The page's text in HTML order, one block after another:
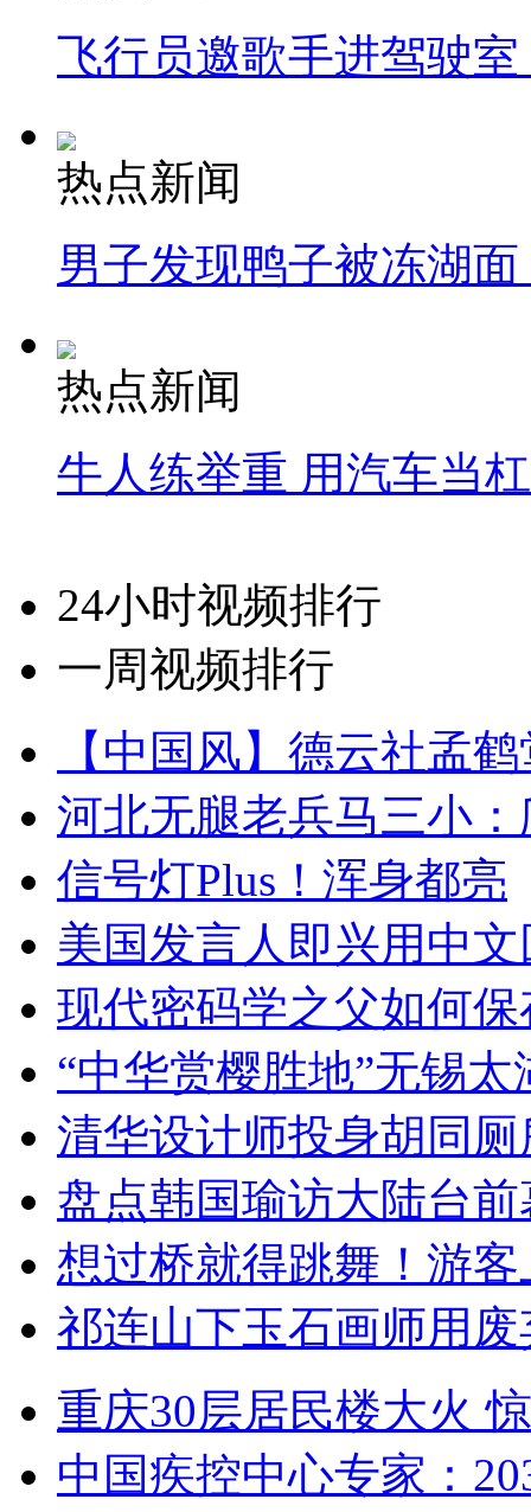
飞行员邀歌手进驾驶
热点新闻
男子发现鸭子被冻湖
热点新闻
牛人练举重 用汽车当
24小时视频排行
一周视频排行
【中国风】德云社孟
河北无腿老兵马三小
信号灯Plus！浑身都亮
美国发言人即兴用中
现代密码学之父如何
“中华赏樱胜地”无锡
清华设计师投身胡同
盘点韩国瑜访大陆台
想过桥就得跳舞！游客
祁连山下玉石画师用
重庆30层居民楼大火
中国疾控中心专家：